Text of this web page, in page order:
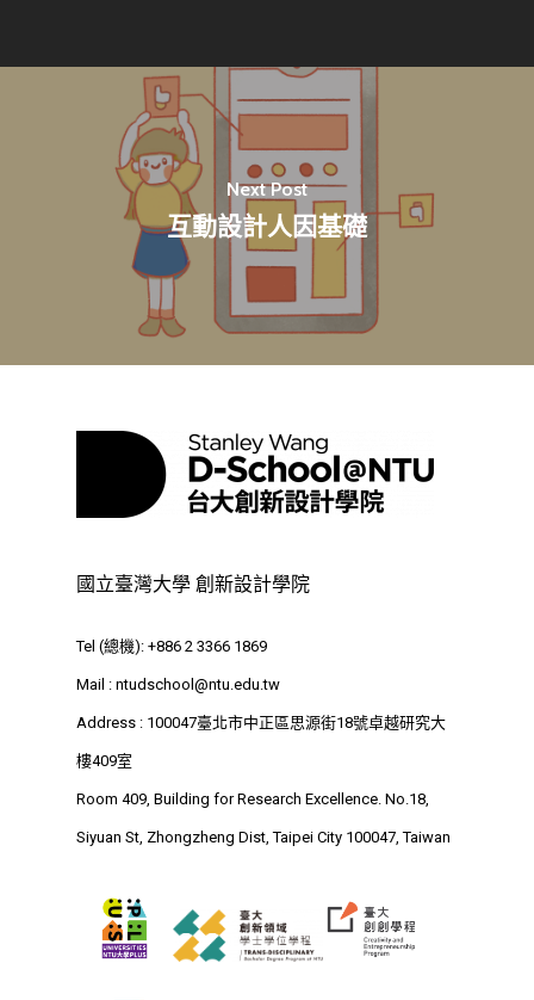
Next Post
互動設計人因基礎
國立臺灣大學 創新設計學院
Tel (總機): +886 2 3366 1869
Mail : ntudschool@ntu.edu.tw
Address : 100047臺北市中正區思源街18號卓越研究大
樓409室
Room 409, Building for Research Excellence. No.18,
Siyuan St, Zhongzheng Dist, Taipei City 100047, Taiwan